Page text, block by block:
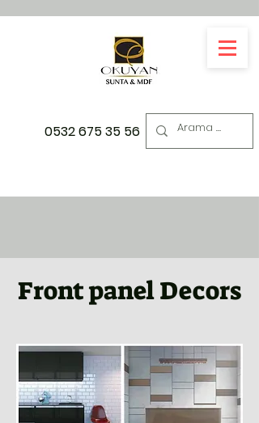
0532 675 35 56
Front panel Decors